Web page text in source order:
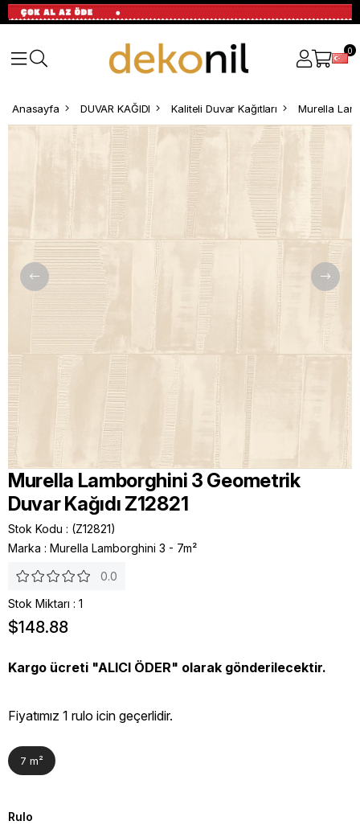
0
Anasayfa DUVAR KAĞIDI Kaliteli Duvar Kağıtları Murella
Murella Lamborghini 3 Geometrik
Duvar Kağıdı Z12821
Stok Kodu
(Z12821)
Marka : Murella Lamborghini 3 - 7m²
0.0
Stok Miktarı : 1
$148.88
Kargo ücreti "ALICI ÖDER" olarak gönderilecektir.
Fiyatımız 1 rulo icin geçerlidir.
7 m²
Rulo